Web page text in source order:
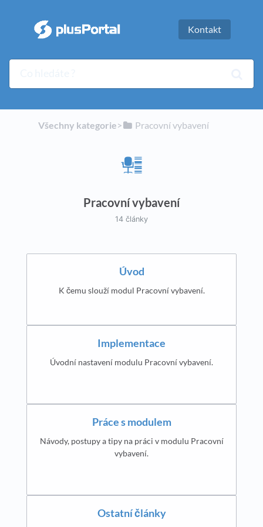
Kontakt
Všechny kategorie​>​ ​Pracovní vybavení
Pracovní vybavení
14 články
Úvod
K čemu slouží modul Pracovní vybavení.
Implementace
Úvodní nastavení modulu Pracovní vybavení.
Práce s modulem
Návody, postupy a tipy na práci v modulu Pracovní
vybavení.
Ostatní články